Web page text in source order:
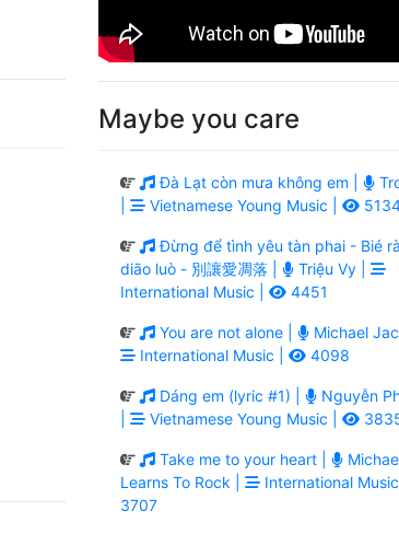
Maybe you care
Đà Lạt còn mưa không em |
Vietnamese Young Music |
Đừng để tình yêu tàn phai - Bié
diāo luò - 別讓愛凋落 |
Triệu Vy |
International Music |
4451
You are not alone |
Michael
International Music |
4098
Dáng em (lyric #1) |
Nguyễn
Vietnamese Young Music |
Take me to your heart |
Learns To Rock |
International Music
3707